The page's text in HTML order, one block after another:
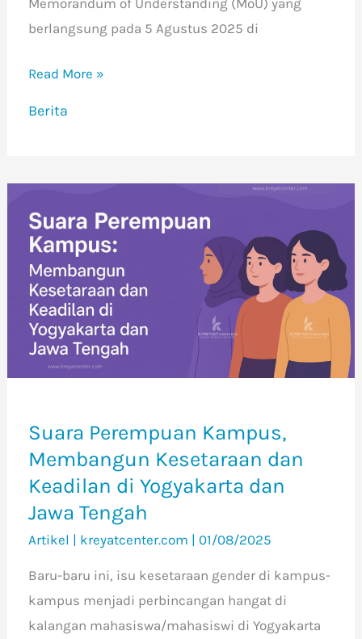
berlangsung pada 5 Agustus 2025 di
Read More »
Berita
Suara Perempuan Kampus,
Membangun Kesetaraan dan
Keadilan di Yogyakarta dan
Jawa Tengah
Artikel | kreyatcenter.com | 01/08/2025
Baru-baru ini, isu kesetaraan gender di kampus-
kampus menjadi perbincangan hangat di
kalangan mahasiswa/mahasiswi di Yogyakarta
Perempuan
Kampus,
Membangun
Kesetaraan
dan
Keadilan
Jawa
Tengah